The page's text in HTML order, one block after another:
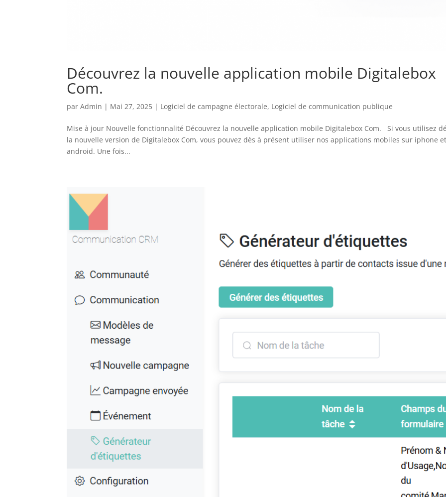
Découvrez la nouvelle application mobile Digitalebox
Com.
parAdmin | Mai 27, 2025 | Logiciel de campagne électorale, Logiciel de communication publique
Mise à jour Nouvelle fonctionnalité Découvrez la nouvelle application mobile Digitalebox Com. Si vous utilisez
la nouvelle version de Digitalebox Com, vous pouvez dès à présent utiliser nos applications mobiles sur iphone
android. Une fois...